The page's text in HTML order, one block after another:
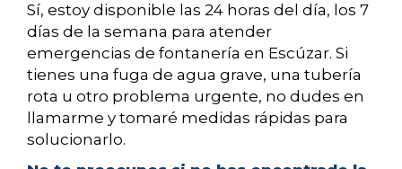
Sí, estoy disponible las 24 horas del día, los 7
días de la semana para atender
emergencias de fontanería en Escúzar. Si
tienes una fuga de agua grave, una tubería
rota u otro problema urgente, no dudes en
llamarme y tomaré medidas rápidas para
solucionarlo.